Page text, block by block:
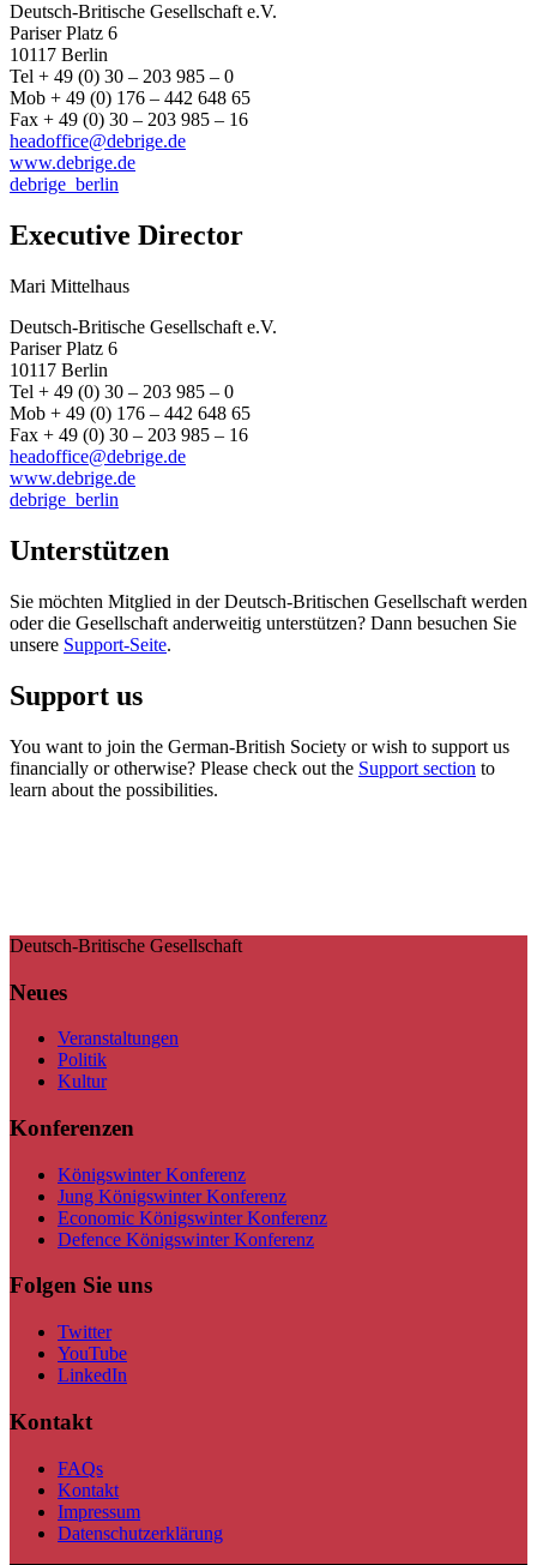
Deutsch-Britische Gesellschaft e.V.
Pariser Platz 6
10117 Berlin
Tel + 49 (0) 30 – 203 985 – 0
Mob + 49 (0) 176 – 442 648 65
Fax + 49 (0) 30 – 203 985 – 16
headoffice@debrige.de
www.debrige.de
debrige_berlin
Executive Director
Mari Mittelhaus
Deutsch-Britische Gesellschaft e.V.
Pariser Platz 6
10117 Berlin
Tel + 49 (0) 30 – 203 985 – 0
Mob + 49 (0) 176 – 442 648 65
Fax + 49 (0) 30 – 203 985 – 16
headoffice@debrige.de
www.debrige.de
debrige_berlin
Unterstützen
Sie möchten Mitglied in der Deutsch-Britischen Gesellschaft werden
oder die Gesellschaft anderweitig unterstützen? Dann besuchen Sie
unsere Support-Seite.
Support us
You want to join the German-British Society or wish to support us
financially or otherwise? Please check out the Support section to
learn about the possibilities.
Deutsch-Britische Gesellschaft
Neues
Veranstaltungen
Politik
Kultur
Konferenzen
Königswinter Konferenz
Jung Königswinter Konferenz
Economic Königswinter Konferenz
Defence Königswinter Konferenz
Folgen Sie uns
Twitter
YouTube
LinkedIn
Kontakt
FAQs
Kontakt
Impressum
Datenschutzerklärung